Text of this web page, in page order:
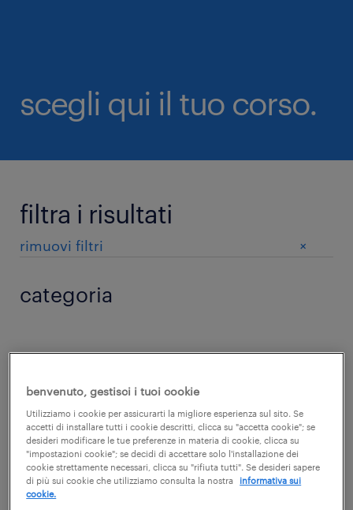
scegli qui il tuo corso.
filtra i risultati
rimuovi filtri +
categoria
sicurezza +
sotto categoria
benvenuto, gestisci i tuoi cookie
Utilizziamo i cookie per assicurarti la migliore esperienza sul sito. Se
accetti di installare tutti i cookie descritti, clicca su "accetta cookie"; se
desideri modificare le tue preferenze in materia di cookie, clicca su
"impostazioni cookie"; se decidi di accettare solo l'installazione dei
cookie strettamente necessari, clicca su "rifiuta tutti". Se desideri sapere
di più sui cookie che utilizziamo consulta la nostra
informativa sui
cookie.